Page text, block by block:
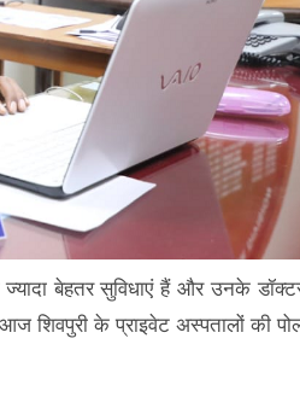
बेहतर सुविधाएं हैं और उनके
शिवपुरी के प्राइवेट अस्पतालों की